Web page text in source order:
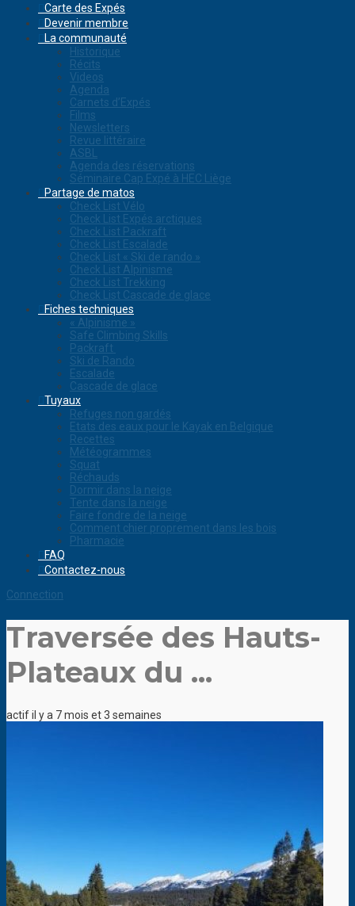
Carte des Expés
Devenir membre
La communauté
Historique
Récits
Videos
Agenda
Carnets d’Expés
Films
Newsletters
Revue littéraire
ASBL
Agenda des réservations
Séminaire Cap Expé à HEC Liège
Partage de matos
Check List Vélo
Check List Expés arctiques
Check List Packraft
Check List Escalade
Check List « Ski de rando »
Check List Alpinisme
Check List Trekking
Check List Cascade de glace
Fiches techniques
« Alpinisme »
Safe Climbing Skills
Packraft
Ski de Rando
Escalade
Cascade de glace
Tuyaux
Refuges non gardés
Etats des eaux pour le Kayak en Belgique
Recettes
Météogrammes
Squat
Réchauds
Dormir dans la neige
Tente dans la neige
Faire fondre de la neige
Comment chier proprement dans les bois
Pharmacie
FAQ
Contactez-nous
Connection
Traversée des Hauts-
Plateaux du ...
actif il y a 7 mois et 3 semaines